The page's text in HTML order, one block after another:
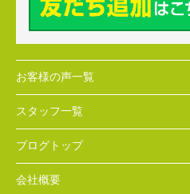
お客様の声一覧
スタッフ一覧
ブログトップ
会社概要